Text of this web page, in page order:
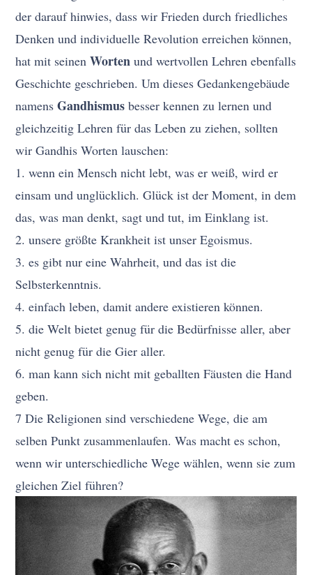
der darauf hinwies, dass wir Frieden durch friedliches
Denken und individuelle Revolution erreichen können,
hat mit seinenWorten und wertvollen Lehren ebenfalls
Geschichte geschrieben. Um dieses Gedankengebäude
namensGandhismus besser kennen zu lernen und
gleichzeitig Lehren für das Leben zu ziehen, sollten
wir Gandhis Worten lauschen:
1. wenn ein Mensch nicht lebt, was er weiß, wird er
einsam und unglücklich. Glück ist der Moment, in dem
das, was man denkt, sagt und tut, im Einklang ist.
2. unsere größte Krankheit ist unser Egoismus.
3. es gibt nur eine Wahrheit, und das ist die
Selbsterkenntnis.
4. einfach leben, damit andere existieren können.
5. die Welt bietet genug für die Bedürfnisse aller, aber
nicht genug für die Gier aller.
6. man kann sich nicht mit geballten Fäusten die Hand
geben.
7 Die Religionen sind verschiedene Wege, die am
selben Punkt zusammenlaufen. Was macht es schon,
wenn wir unterschiedliche Wege wählen, wenn sie zum
gleichen Ziel führen?